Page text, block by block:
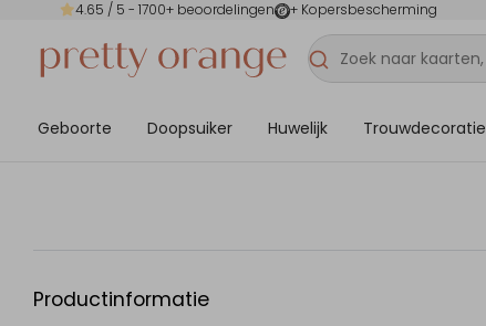
4.65 / 5 - 1700+ beoordelingen + Kopersbescherming
Geboorte Doopsuiker Huwelijk Trouwdecoratie
Productinformatie